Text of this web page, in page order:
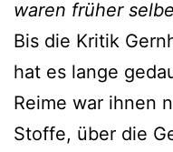
waren früher
Bis die Kritik
hat es lange
Reime war ihnen
Stoffe, über die